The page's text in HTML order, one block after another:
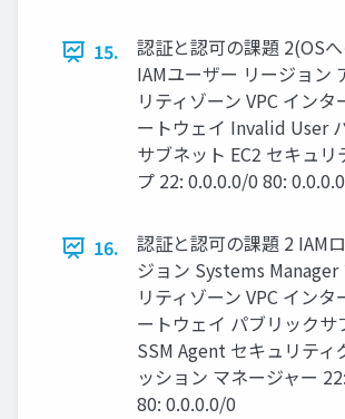
15.
認証と認可の課題 2(OS
IAMユーザー リージョン
リティゾーン VPC インタ
ートウェイ Invalid User
サブネット EC2 セキュリ
プ 22: 0.0.0.0/0 80:
16.
認証と認可の課題 2 IAM
ジョン Systems Manager
リティゾーン VPC インタ
ートウェイ パブリックサ
SSM Agent セキュリティ
ッション マネージャー
80: 0.0.0.0/0